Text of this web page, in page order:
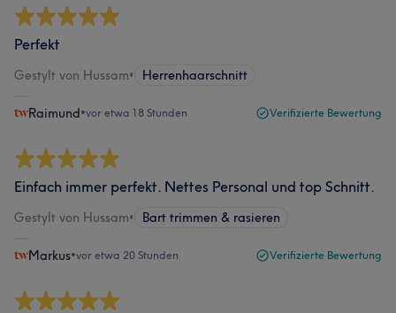
Perfekt
Gestylt von Hussam• Herrenhaarschnitt
Raimund•vor etwa 18 Stunden Verifizierte Bewertung
Einfach immer perfekt. Nettes Personal und top Schnitt.
Gestylt von Hussam• Bart trimmen & rasieren
Markus•vor etwa 20 Stunden Verifizierte Bewertung